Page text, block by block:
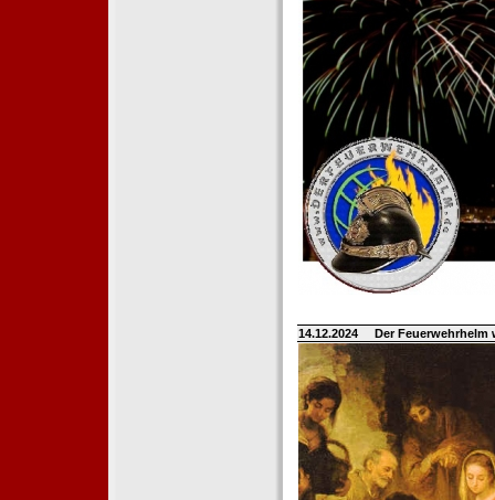
14.12.2024 Der